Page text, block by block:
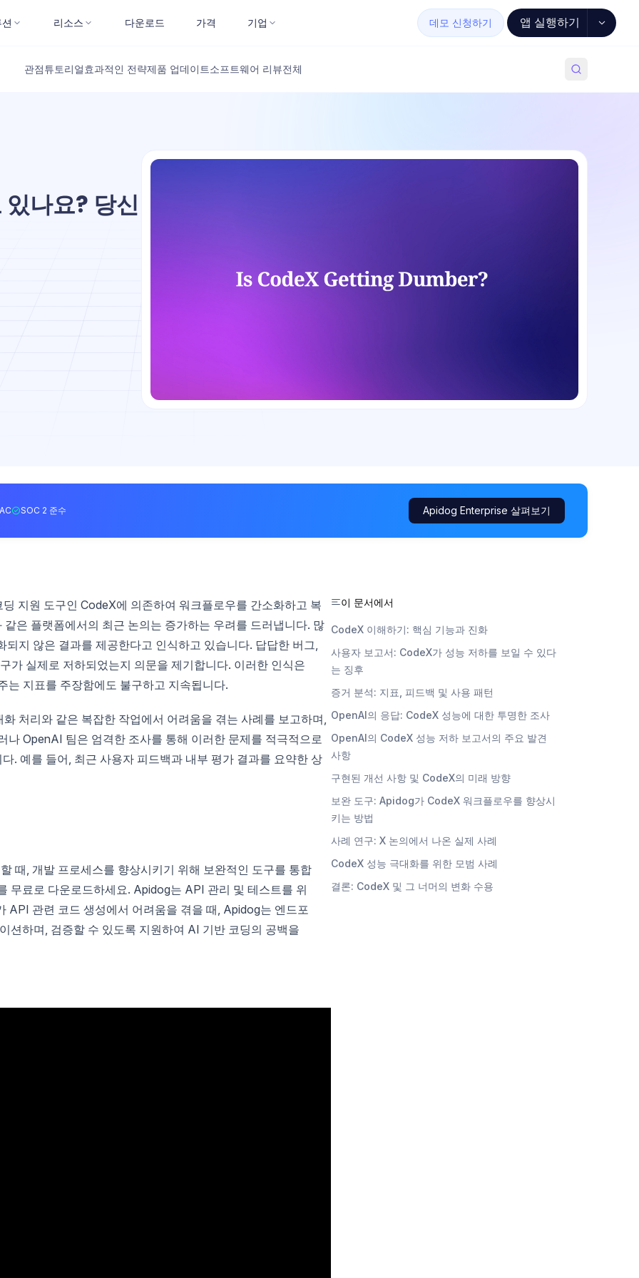
리소스 다운로드 가격 기업 데모 신청하기 앱 실행하기
관점튜토리얼효과적인 전략제품 업데이트소프트웨어 리뷰전체
나요? 당신
SOC 2 준수 Apidog Enterprise 살펴보기
지원 도구인 CodeX에 의존하여 워크플로우를 간소화하고 복
은 플랫폼에서의 최근 논의는 증가하는 우려를 드러냅니다. 많
지 않은 결과를 제공한다고 인식하고 있습니다. 답답한 버그,
가 실제로 저하되었는지 의문을 제기합니다. 이러한 인식은
지표를 주장함에도 불구하고 지속됩니다.
처리와 같은 복잡한 작업에서 어려움을 겪는 사례를 보고하며,
나 OpenAI 팀은 엄격한 조사를 통해 이러한 문제를 적극적으로
. 예를 들어, 최근 사용자 피드백과 내부 평가 결과를 요약한 상
때, 개발 프로세스를 향상시키기 위해 보완적인 도구를 통합
무료로 다운로드하세요. Apidog는 API 관리 및 테스트를 위
API 관련 코드 생성에서 어려움을 겪을 때, Apidog는 엔드포
션하며, 검증할 수 있도록 지원하여 AI 기반 코딩의 공백을
이 문서에서
CodeX 이해하기: 핵심 기능과 진화
사용자 보고서: CodeX가 성능 저하를 보일 수 있다
는 징후
증거 분석: 지표, 피드백 및 사용 패턴
OpenAI의 응답: CodeX 성능에 대한 투명한 조사
OpenAI의 CodeX 성능 저하 보고서의 주요 발견
사항
구현된 개선 사항 및 CodeX의 미래 방향
보완 도구: Apidog가 CodeX 워크플로우를 향상시
키는 방법
사례 연구: X 논의에서 나온 실제 사례
CodeX 성능 극대화를 위한 모범 사례
결론: CodeX 및 그 너머의 변화 수용